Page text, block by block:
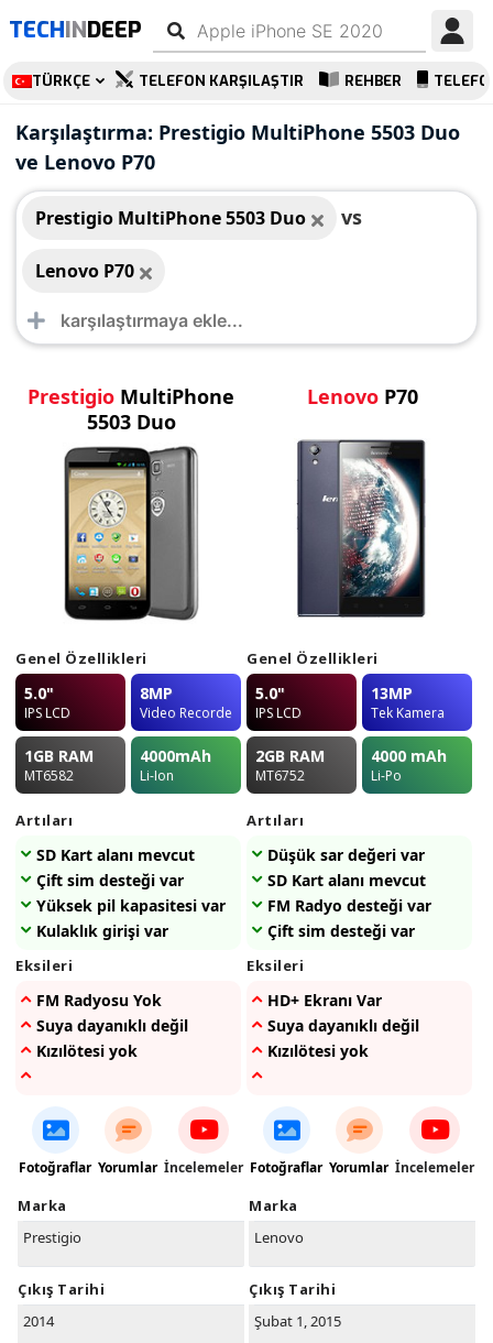
TECHINDEEP
TÜRKÇE TELEFON KARŞILAŞTIR REHBER
Karşılaştırma: Prestigio MultiPhone 5503 Duo
ve Lenovo P70
Prestigio MultiPhone 5503 Duo vs
Lenovo P70
Prestigio MultiPhone
5503 Duo
Prestigio MultiPhone
5503 Duo
Genel Özellikleri
5.0"
IPS LCD
8MP
Video Recorder
1GB RAM
MT6582
4000mAh
Li-Ion
Artıları
SD Kart alanı mevcut
Çift sim desteği var
Yüksek pil kapasitesi var
Kulaklık girişi var
Eksileri
FM Radyosu Yok
Suya dayanıklı değil
Kızılötesi yok
Fotoğraflar Yorumlar İncelemeler
Marka
Prestigio
Çıkış Tarihi
2014
Lenovo P70
Lenovo P70
Genel Özellikleri
5.0"
IPS LCD
13MP
Tek Kamera
2GB RAM
MT6752
4000 mAh
Li-Po
Artıları
Düşük sar değeri var
SD Kart alanı mevcut
FM Radyo desteği var
Çift sim desteği var
Eksileri
HD+ Ekranı Var
Suya dayanıklı değil
Kızılötesi yok
Fotoğraflar Yorumlar İncelemeler
Marka
Lenovo
Çıkış Tarihi
Şubat 1, 2015